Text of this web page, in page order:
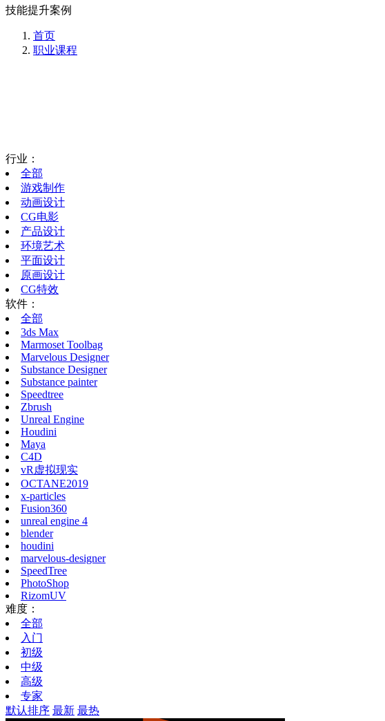
技能提升案例
首页
职业课程
行业：
全部
游戏制作
动画设计
CG电影
产品设计
环境艺术
平面设计
原画设计
CG特效
软件：
全部
3ds Max
Marmoset Toolbag
Marvelous Designer
Substance Designer
Substance painter
Speedtree
Zbrush
Unreal Engine
Houdini
Maya
C4D
vR虚拟现实
OCTANE2019
x-particles
Fusion360
unreal engine 4
blender
houdini
marvelous-designer
SpeedTree
PhotoShop
RizomUV
难度：
全部
入门
初级
中级
高级
专家
默认排序 最新 最热